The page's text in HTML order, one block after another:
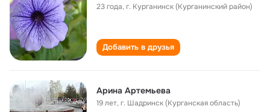
23 года,г. Курганинск (Курганинский район)
Добавить в друзья
Арина Артемьева
19 лет,г. Шадринск (Курганская область)